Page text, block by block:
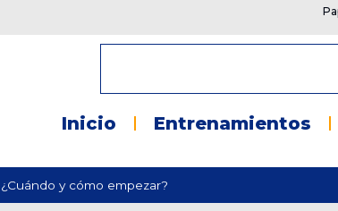
Inicio Entrenamientos
y cómo empezar?